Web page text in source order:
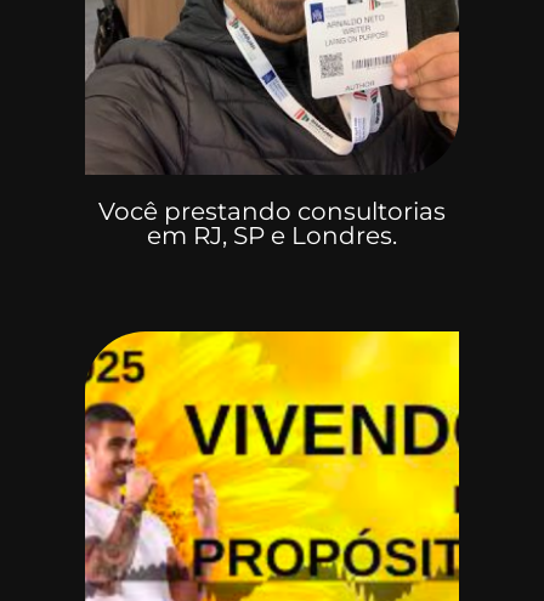
Você prestando consultorias
em RJ, SP e Londres.